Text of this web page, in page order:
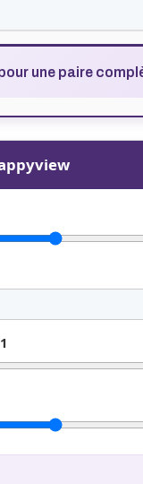
une paire
1